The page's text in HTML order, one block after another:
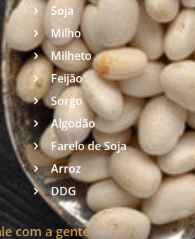
Soja
Milho
Milheto
Feijão
Sorgo
Algodão
Farelo de Soja
Arroz
DDG
com a gente